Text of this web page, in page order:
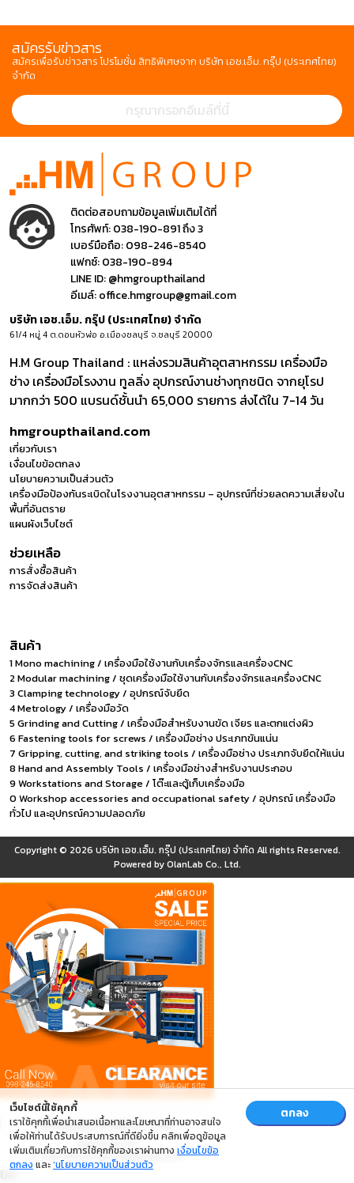
สมัครรับข่าวสาร
สมัครเพื่อรับข่าวสาร โปรโมชั่น สิทธิพิเศษจาก บริษัท เอช.เอ็ม. กรุ๊ป (ประเทศไทย)
จำกัด
ติดต่อสอบถามข้อมูลเพิ่มเติมได้ที่
โทรศัพท์:038-190-891 ถึง 3
เบอร์มือถือ:098-246-8540
แฟกซ์:038-190-894
LINE ID:@hmgroupthailand
อีเมล์:office.hmgroup@gmail.com
บริษัท เอช.เอ็ม. กรุ๊ป (ประเทศไทย) จำกัด
61/4 หมู่ 4 ต.ดอนหัวฬ่อ อ.เมืองชลบุรี จ.ชลบุรี 20000
H.M Group Thailand : แหล่งรวมสินค้าอุตสาหกรรม เครื่องมือ
ช่าง เครื่องมือโรงงาน ทูลลิ่ง อุปกรณ์งานช่างทุกชนิด จากยุโรป
มากกว่า 500 แบรนด์ชั้นนำ 65,000 รายการ ส่งได้ใน 7-14 วัน
hmgroupthailand.com
เกี่ยวกับเรา
เงื่อนไขข้อตกลง
นโยบายความเป็นส่วนตัว
เครื่องมือป้องกันระเบิดในโรงงานอุตสาหกรรม – อุปกรณ์ที่ช่วยลดความเสี่ยงใน
พื้นที่อันตราย
แผนผังเว็บไซต์
ช่วยเหลือ
การสั่งซื้อสินค้า
การจัดส่งสินค้า
สินค้า
1 Mono machining / เครื่องมือใช้งานกับเครื่องจักรและเครื่องCNC
2 Modular machining / ชุดเครื่องมือใช้งานกับเครื่องจักรและเครื่องCNC
3 Clamping technology / อุปกรณ์จับยึด
4 Metrology / เครื่องมือวัด
5 Grinding and Cutting / เครื่องมือสำหรับงานขัด เจียร และตกแต่งผิว
6 Fastening tools for screws / เครื่องมือช่าง ประเภทขันแน่น
7 Gripping, cutting, and striking tools / เครื่องมือช่าง ประเภทจับยึดให้แน่น
8 Hand and Assembly Tools / เครื่องมือช่างสำหรับงานประกอบ
9 Workstations and Storage / โต๊ะและตู้เก็บเครื่องมือ
0 Workshop accessories and occupational safety / อุปกรณ์ เครื่องมือ
ทั่วไป และอุปกรณ์ความปลอดภัย
Copyright © 2026 บริษัท เอช.เอ็ม. กรุ๊ป (ประเทศไทย) จำกัด All rights Reserved.
Powered byOlanLab Co., Ltd.
เว็บไซต์นี้ใช้คุกกี้
เราใช้คุกกี้เพื่อนำเสนอเนื้อหาและโฆษณาที่ท่านอาจสนใจ
เพื่อให้ท่านได้รับประสบการณ์ที่ดียิ่งขึ้น คลิกเพื่อดูข้อมูล
เพิ่มเติมเกี่ยวกับการใช้คุกกี้ของเราผ่านทาง เงื่อนไขข้อ
ตกลง และ‘นโยบายความเป็นส่วนตัว
ตกลง
ปิด